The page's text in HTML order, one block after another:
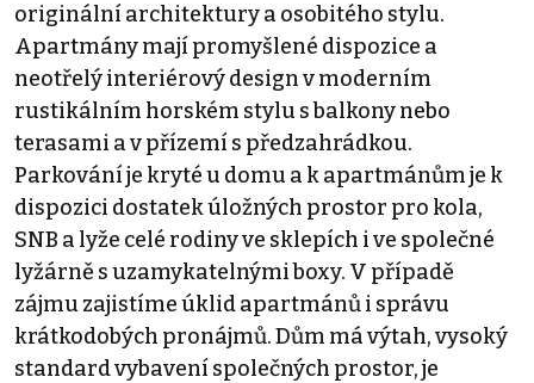
originální architektury a osobitého stylu.
Apartmány mají promyšlené dispozice a
neotřelý interiérový design v moderním
rustikálním horském stylu s balkony nebo
terasami a v přízemí s předzahrádkou.
Parkování je kryté u domu a k apartmánům je k
dispozici dostatek úložných prostor pro kola,
SNB a lyže celé rodiny ve sklepích i ve společné
lyžárně s uzamykatelnými boxy. V případě
zájmu zajistíme úklid apartmánů i správu
krátkodobých pronájmů. Dům má výtah, vysoký
standard vybavení společných prostor, je